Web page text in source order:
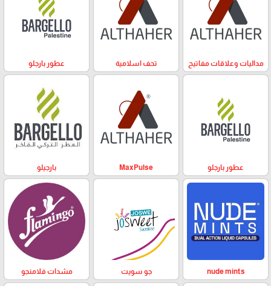
مداليات وعلاقات مفاتيح تحف اسلامية عطور بارجلو
عطور بارجلو MaxPulse بارجيلو
nude mints جو سويت مشدات فلامنجو